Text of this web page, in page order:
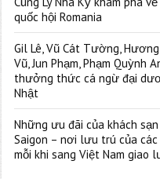
quốc hội Romania
Gil Lê, Vũ Cát Tường,
Vũ, Jun Phạm, Phạm Quỳnh
thưởng thức cá ngừ đại
Nhật
Những ưu đãi của khách
Saigon – nơi lưu trú của các
mỗi khi sang Việt Nam giao